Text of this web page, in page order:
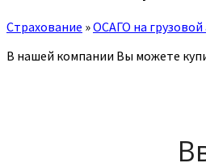
Страхование »ОСАГО на
В нашей компании Вы можете